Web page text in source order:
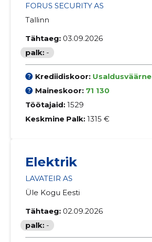
FORUS SECURITY AS
Tallinn
Tähtaeg: 03.09.2026
palk: -
Krediidiskoor: Usaldusväärne
Maineskoor: 71 130
Töötajaid: 1529
Keskmine Palk: 1315 €
Elektrik
LAVATEIR AS
Üle Kogu Eesti
Tähtaeg: 02.09.2026
palk: -